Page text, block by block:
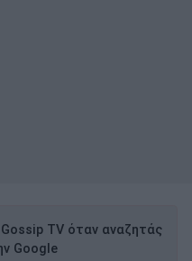
TV όταν αναζητάς
Google